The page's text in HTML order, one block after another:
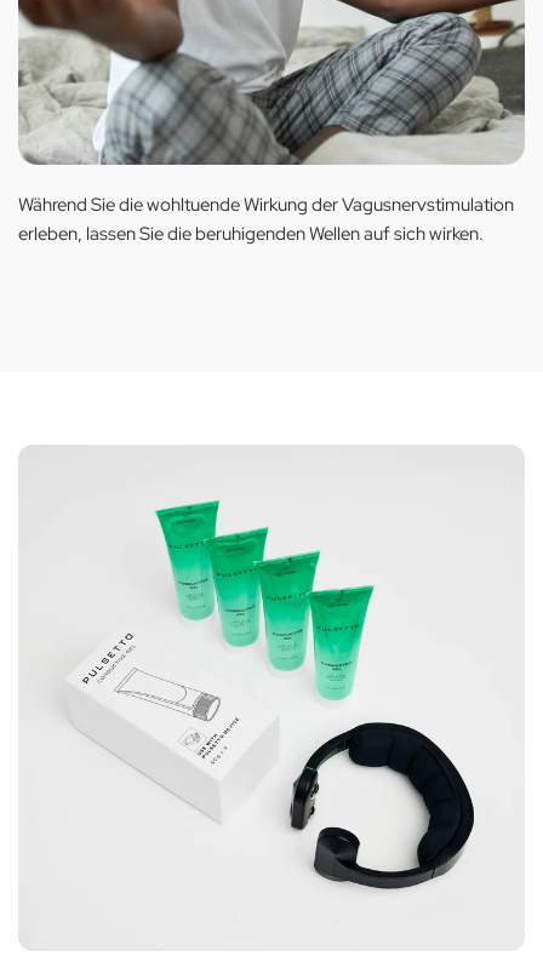
Während Sie die wohltuende Wirkung der Vagusnervstimulation
erleben, lassen Sie die beruhigenden Wellen auf sich wirken.